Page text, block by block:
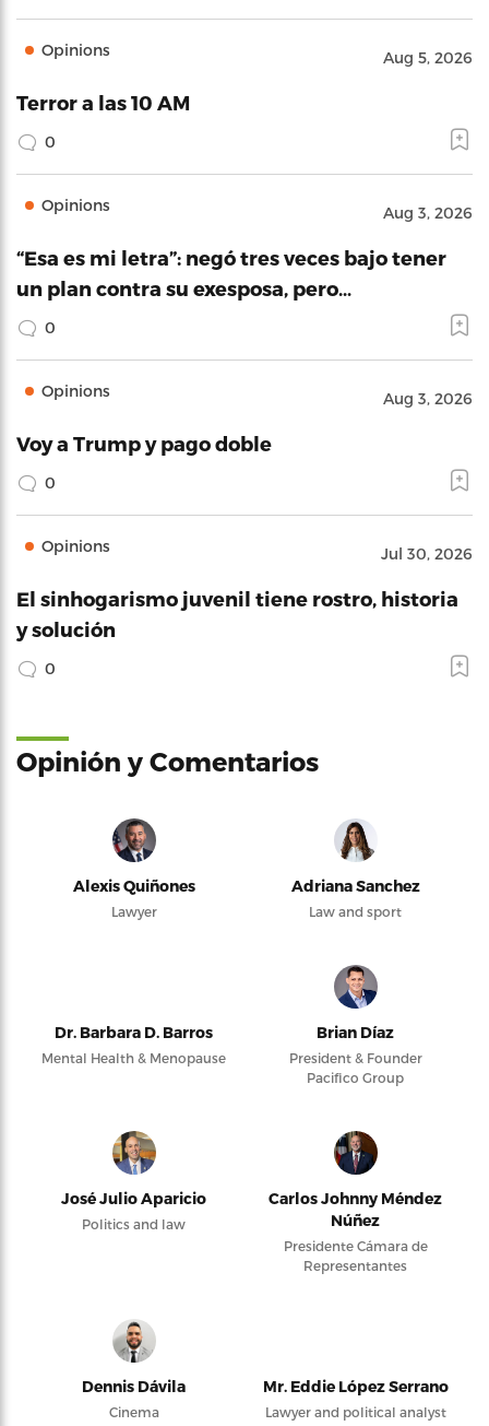
Opinions Aug 5, 2026
Terror a las 10 AM
0
Opinions Aug 3, 2026
“Esa es mi letra”: negó tres veces bajo tener
un plan contra su exesposa, pero…
0
Opinions Aug 3, 2026
Voy a Trump y pago doble
0
Opinions Jul 30, 2026
El sinhogarismo juvenil tiene rostro, historia
y solución
0
Opinión y Comentarios
Alexis Quiñones
Lawyer
Adriana Sanchez
Law and sport
Dr. Barbara D. Barros
Mental Health & Menopause
Brian Díaz
President & Founder
Pacifico Group
José Julio Aparicio
Politics and law
Carlos Johnny Méndez
Núñez
Presidente Cámara de
Representantes
Dennis Dávila
Cinema
Mr. Eddie López Serrano
Lawyer and political analyst